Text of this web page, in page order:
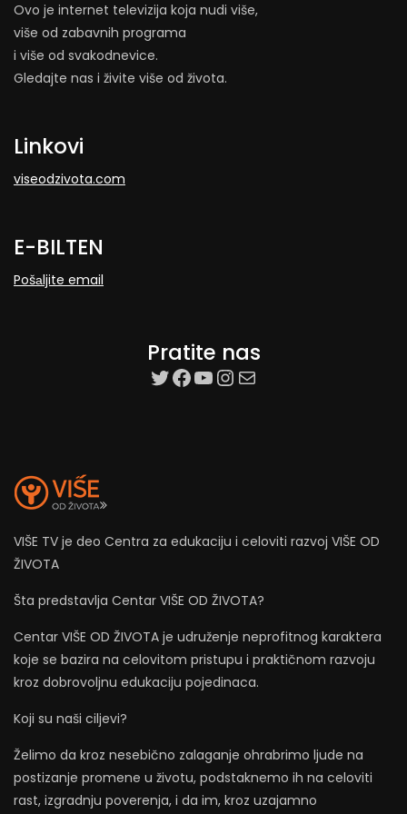
Ovo je internet televizija koja nudi više,
više od zabavnih programa
i više od svakodnevice.
Gledajte nas i živite više od života.
Linkovi
viseodzivota.com
E-BILTEN
Pošаljite email
Pratite nas
target=”_blank”
Facebook
YouTube
Instagram
Mail
VIŠE TV je deo Centra za edukaciju i celoviti razvoj VIŠE OD
ŽIVOTA
Šta predstavlja Centar VIŠE OD ŽIVOTA?
Centar VIŠE OD ŽIVOTA je udruženje neprofitnog karaktera
koje se bazira na celovitom pristupu i praktičnom razvoju
kroz dobrovoljnu edukaciju pojedinaca.
Koji su naši ciljevi?
Želimo da kroz nesebično zalaganje ohrabrimo ljude na
postizanje promene u životu, podstaknemo ih na celoviti
rast, izgradnju poverenja, i da im, kroz uzajamno